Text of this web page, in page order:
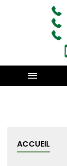

ACCUEIL